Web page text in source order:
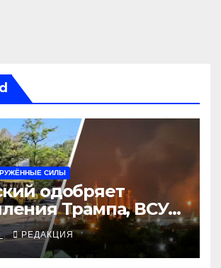
СИЛЫ
одобряет
Трампа, ВСУ
Добропольский
РЕДАКЦИЯ